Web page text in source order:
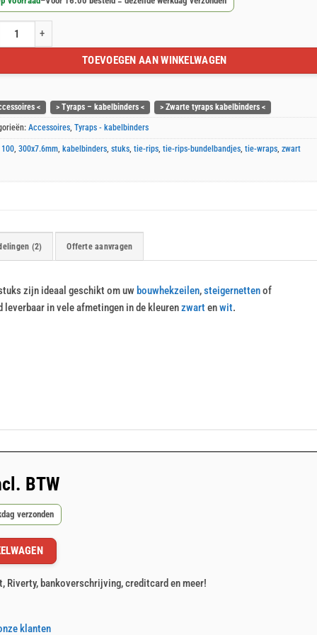
tyraps kabelbinders 7.6x300mm 100 stuks aantal
TOEVOEGEN AAN WINKELWAGEN
< > Tyraps – kabelbinders < > Zwarte tyraps kabelbinders <
Accessoires,Tyraps - kabelbinders
100,300x7.6mm, kabelbinders,stuks,tie-rips,tie-rips-bundelbandjes,tie-wraps,zwart
(2) Offerte aanvragen
zijn ideaal geschikt om uw bouwhekzeilen,steigernettenof
in vele afmetingen in de kleurenzwart enwit.
BTW
verzonden
aantal
Riverty, bankoverschrijving, creditcard en meer!
klanten